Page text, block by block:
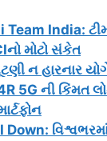
Team India:
મોટો સંકેત
ન હારનાર
5G ની કિંમત
Down: